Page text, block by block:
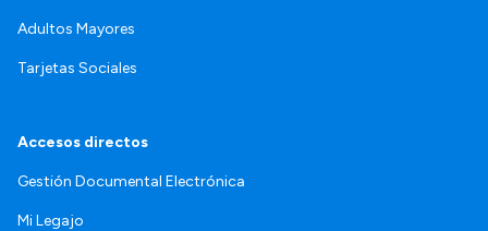
Adultos Mayores
Tarjetas Sociales
Accesos directos
Gestión Documental Electrónica
Mi Legajo